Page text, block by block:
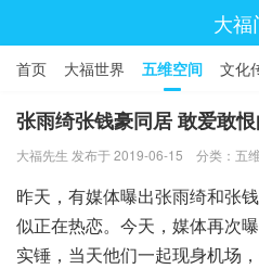
大福
首页 大福世界 五维空间 文化
张雨绮张钱豪同居 敢爱敢
大福先生 发布于 2019-06-15 分类： 五
昨天，有媒体曝出张雨绮和张
似正在热恋。今天，媒体再次
实锤，当天他们一起现身机场